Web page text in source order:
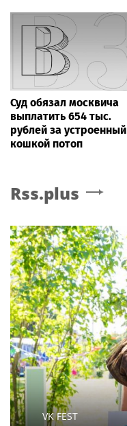
Суд обязал москвича
выплатить 654 тыс.
рублей за устроенный
кошкой потоп
Rss.plus
VK FEST